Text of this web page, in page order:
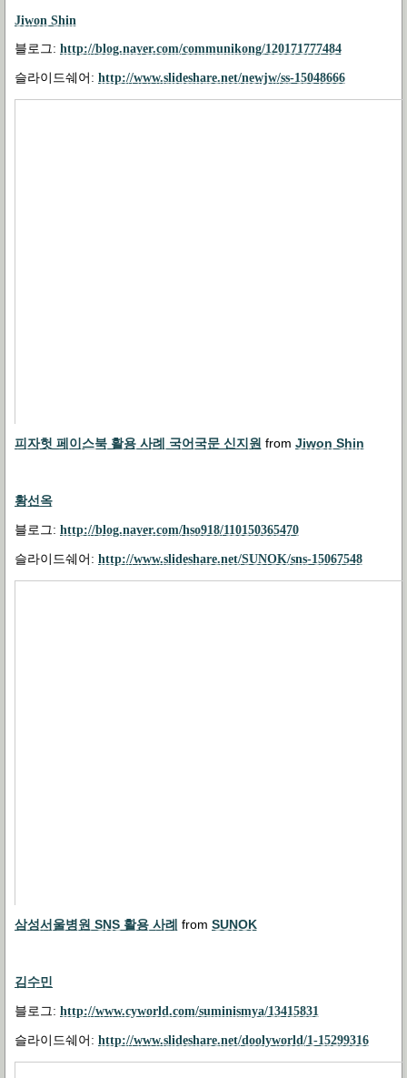
Jiwon Shin
블로그: http://blog.naver.com/communikong/120171777484
슬라이드쉐어: http://www.slideshare.net/newjw/ss-15048666
피자헛 페이스북 활용 사례 국어국문 신지원 from Jiwon Shin
황선옥
블로그: http://blog.naver.com/hso918/110150365470
슬라이드쉐어: http://www.slideshare.net/SUNOK/sns-15067548
삼성서울병원 SNS 활용 사례 from SUNOK
김수민
블로그: http://www.cyworld.com/suminismya/13415831
슬라이드쉐어 : http://www.slideshare.net/doolyworld/1-15299316